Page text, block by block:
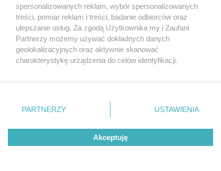
Żaden utwór zamieszczony w serwisie nie może być powielany i
rozpowszechniany lub dalej rozpowszechniany w jakikolwiek sposób
(w tym także elektroniczny lub mechaniczny) na jakimkolwiek polu
spersonalizowanych reklam, wybór spersonalizowanych
treści, pomiar reklam i treści, badanie odbiorców oraz
ulepszanie usług. Za zgodą Użytkownika my i Zaufani
Partnerzy możemy używać dokładnych danych
geolokalizacyjnych oraz aktywnie skanować
charakterystykę urządzenia do celów identyfikacji.
zmienić/wycofać klikając przycisk ustawień prywatności
znajdujący się w lewym dolnym rogu strony
rodzaje przetwarzania danych nie wymagają zgody
użytkownika, ale masz prawo sprzeciwić się takiemu
przetwarzaniu. Preferencje będą miały zastosowanie tylko
PARTNERZY USTAWIENIA
Akceptuję